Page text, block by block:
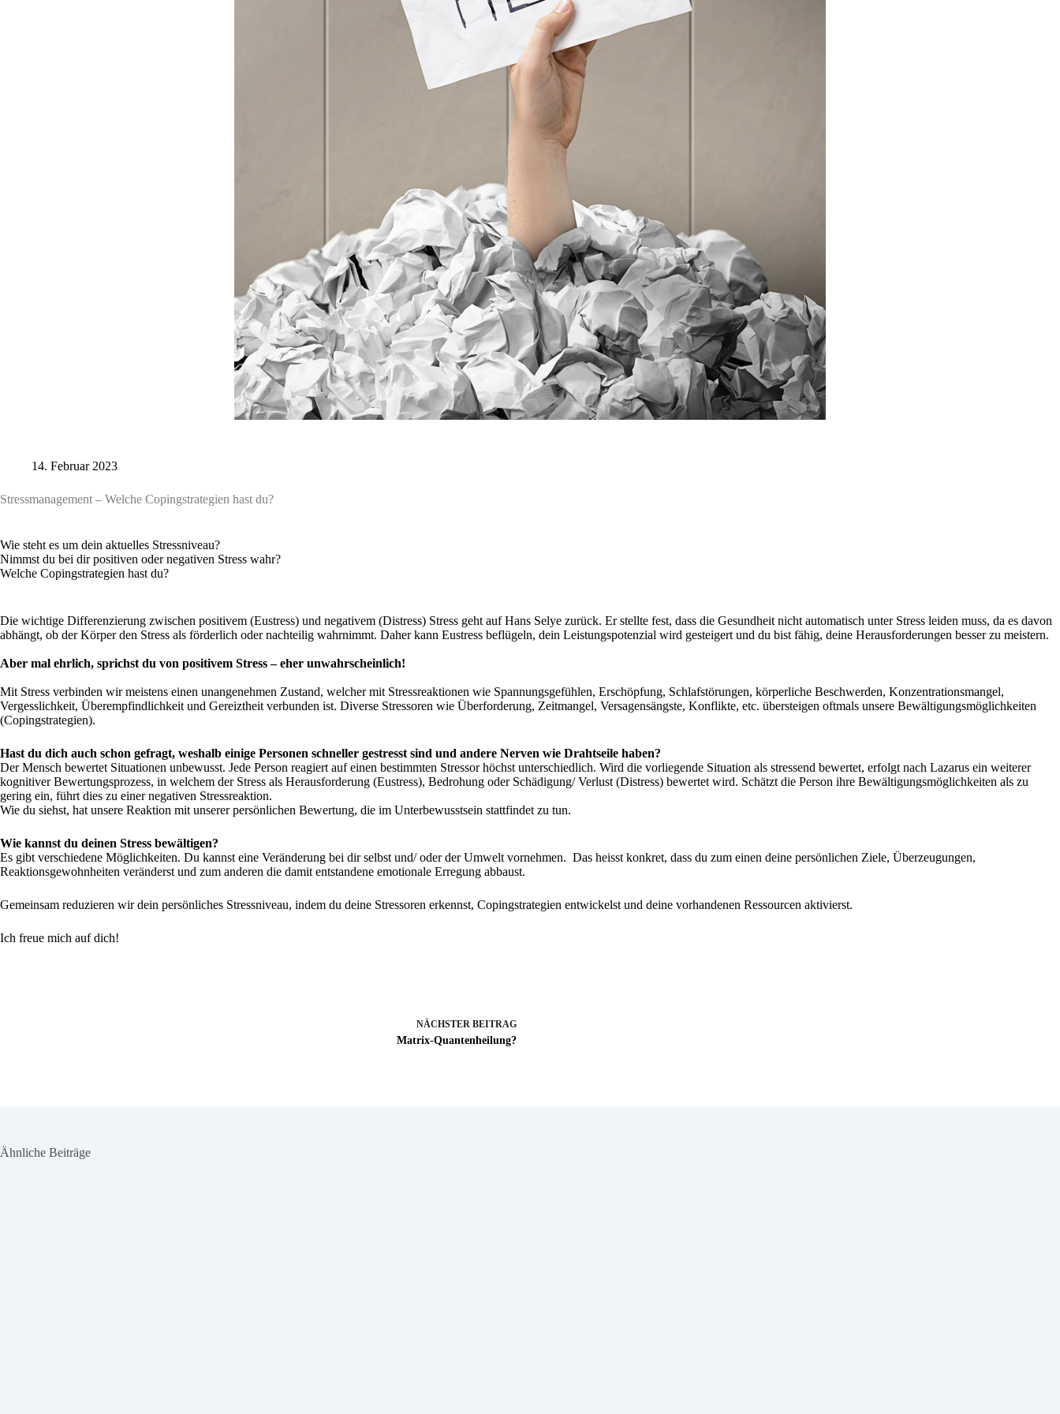
14. Februar 2023
Stressmanagement – Welche Copingstrategien hast du?
Wie steht es um dein aktuelles Stressniveau?
Nimmst du bei dir positiven oder negativen Stress wahr?
Welche Copingstrategien hast du?
Die wichtige Differenzierung zwischen positivem (Eustress) und negativem (Distress) Stress geht auf Hans Selye zurück. Er stellte fest, dass die Gesundheit nicht automatisch unter Stress leiden muss, da es davon
abhängt, ob der Körper den Stress als förderlich oder nachteilig wahrnimmt. Daher kann Eustress beflügeln, dein Leistungspotenzial wird gesteigert und du bist fähig, deine Herausforderungen besser zu meistern.
Aber mal ehrlich, sprichst du von positivem Stress – eher unwahrscheinlich!
Mit Stress verbinden wir meistens einen unangenehmen Zustand, welcher mit Stressreaktionen wie Spannungsgefühlen, Erschöpfung, Schlafstörungen, körperliche Beschwerden, Konzentrationsmangel,
Vergesslichkeit, Überempfindlichkeit und Gereiztheit verbunden ist. Diverse Stressoren wie Überforderung, Zeitmangel, Versagensängste, Konflikte, etc. übersteigen oftmals unsere Bewältigungsmöglichkeiten
(Copingstrategien).
Hast du dich auch schon gefragt, weshalb einige Personen schneller gestresst sind und andere Nerven wie Drahtseile haben?
Der Mensch bewertet Situationen unbewusst. Jede Person reagiert auf einen bestimmten Stressor höchst unterschiedlich. Wird die vorliegende Situation als stressend bewertet, erfolgt nach Lazarus ein weiterer
kognitiver Bewertungsprozess, in welchem der Stress als Herausforderung (Eustress), Bedrohung oder Schädigung/ Verlust (Distress) bewertet wird. Schätzt die Person ihre Bewältigungsmöglichkeiten als zu
gering ein, führt dies zu einer negativen Stressreaktion.
Wie du siehst, hat unsere Reaktion mit unserer persönlichen Bewertung, die im Unterbewusstsein stattfindet zu tun.
Wie kannst du deinen Stress bewältigen?
Es gibt verschiedene Möglichkeiten. Du kannst eine Veränderung bei dir selbst und/ oder der Umwelt vornehmen. Das heisst konkret, dass du zum einen deine persönlichen Ziele, Überzeugungen,
Reaktionsgewohnheiten veränderst und zum anderen die damit entstandene emotionale Erregung abbaust.
Gemeinsam reduzieren wir dein persönliches Stressniveau, indem du deine Stressoren erkennst, Copingstrategien entwickelst und deine vorhandenen Ressourcen aktivierst.
Ich freue mich auf dich!
NÄCHSTER BEITRAG
Matrix-Quantenheilung?
Ähnliche Beiträge